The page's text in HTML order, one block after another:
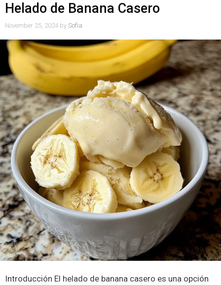
Helado de Banana Casero
November 25, 2024 by Sofia
Introducción El helado de banana casero es una opción